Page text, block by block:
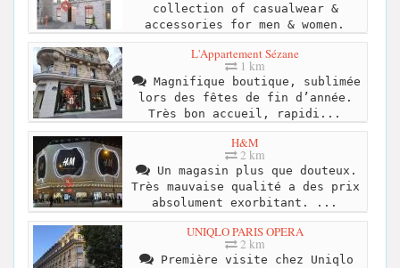
collection of casualwear &
accessories for men & women.
L'Appartement Sézane
1 km
Magnifique boutique, sublimée
lors des fêtes de fin d’année.
Très bon accueil, rapidi...
H&M
2 km
Un magasin plus que douteux.
Très mauvaise qualité a des prix
absolument exorbitant. ...
UNIQLO PARIS OPERA
2 km
Première visite chez Uniqlo